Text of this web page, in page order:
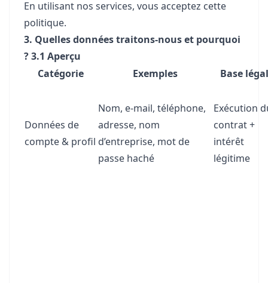
En utilisant nos services, vous acceptez cette
politique.
3. Quelles données traitons-nous et pourquoi
?3.1 Aperçu
Catégorie
Exemples Base
Données de
compte & profil
Nom, e-mail, téléphone,
adresse, nom
d’entreprise, mot de
passe haché
Exécution
contrat +
intérêt
légitime